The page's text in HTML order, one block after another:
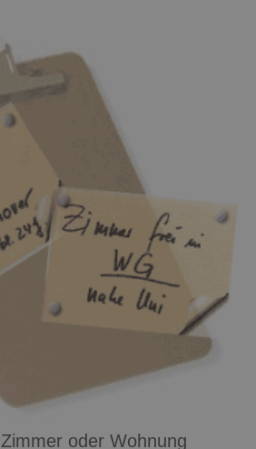
oder Wohnung